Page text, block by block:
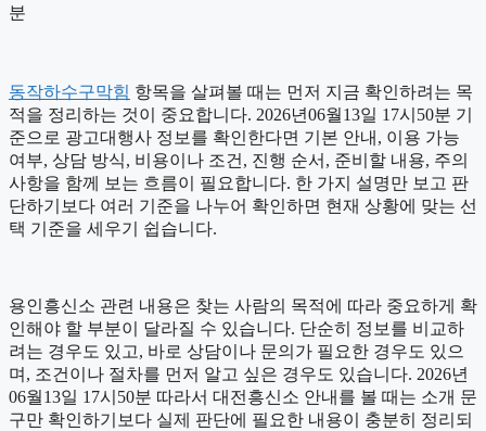
분
동작하수구막힘 항목을 살펴볼 때는 먼저 지금 확인하려는 목
적을 정리하는 것이 중요합니다. 2026년06월13일 17시50분 기
준으로 광고대행사 정보를 확인한다면 기본 안내, 이용 가능
여부, 상담 방식, 비용이나 조건, 진행 순서, 준비할 내용, 주의
사항을 함께 보는 흐름이 필요합니다. 한 가지 설명만 보고 판
단하기보다 여러 기준을 나누어 확인하면 현재 상황에 맞는 선
택 기준을 세우기 쉽습니다.
용인흥신소 관련 내용은 찾는 사람의 목적에 따라 중요하게 확
인해야 할 부분이 달라질 수 있습니다. 단순히 정보를 비교하
려는 경우도 있고, 바로 상담이나 문의가 필요한 경우도 있으
며, 조건이나 절차를 먼저 알고 싶은 경우도 있습니다. 2026년
06월13일 17시50분 따라서 대전흥신소 안내를 볼 때는 소개 문
구만 확인하기보다 실제 판단에 필요한 내용이 충분히 정리되